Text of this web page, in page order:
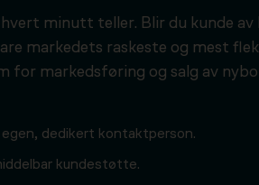
minutt teller. Blir du kunde av
markedets raskeste og mest
for markedsføring og salg av
egen, dedikert kontaktperson.
kundestøtte.